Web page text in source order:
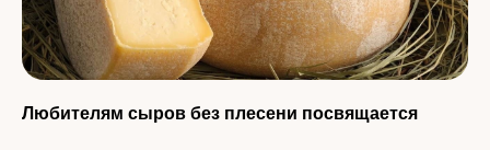
Любителям сыров без плесени посвящается